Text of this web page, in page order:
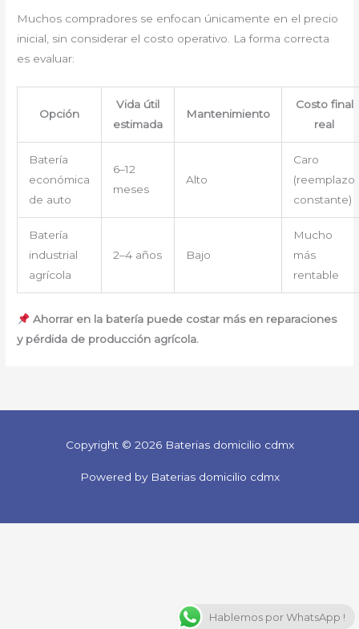
Muchos compradores se enfocan únicamente en el precio
inicial, sin considerar el costo operativo. La forma correcta
es evaluar:
Opción
Vida útil
estimada
Mantenimiento
Costo final
real
Batería
económica
de auto
6–12
meses
Alto
Caro
(reemplazo
constante)
Batería
industrial
agrícola
2–4 años Bajo
Mucho
más
rentable
Ahorrar en la batería puede costar más en reparaciones
y pérdida de producción agrícola.
Copyright © 2026 Baterias domicilio cdmx
Powered by Baterias domicilio cdmx
Hablemos por WhatsApp !